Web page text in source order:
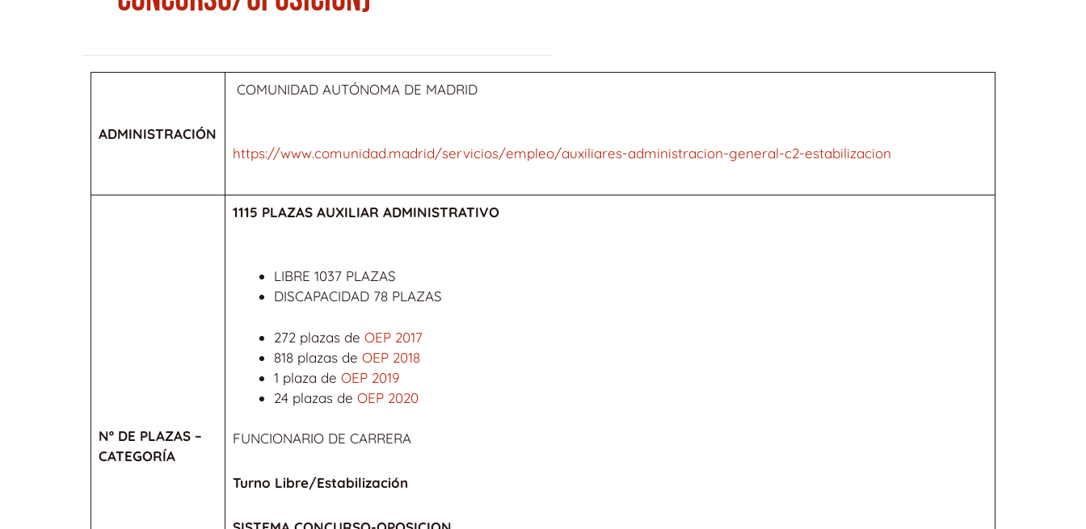
ADMINISTRACIÓN
COMUNIDAD AUTÓNOMA DE MADRID
https://www.comunidad.madrid/servicios/empleo/auxiliares-administracion-general-c2-estabilizacion
Nº DE PLAZAS –
CATEGORÍA
1115 PLAZAS AUXILIAR ADMINISTRATIVO
LIBRE 1037 PLAZAS
DISCAPACIDAD 78 PLAZAS
272 plazas de OEP 2017
818 plazas de OEP 2018
1 plaza de OEP 2019
24 plazas de OEP 2020
FUNCIONARIO DE CARRERA
Turno Libre/Estabilización